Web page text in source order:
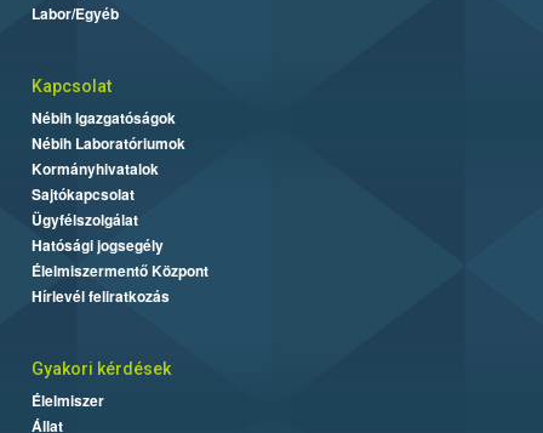
Labor/Egyéb
Kapcsolat
Nébih Igazgatóságok
Nébih Laboratóriumok
Kormányhivatalok
Sajtókapcsolat
Ügyfélszolgálat
Hatósági jogsegély
Élelmiszermentő Központ
Hírlevél feliratkozás
Gyakori kérdések
Élelmiszer
Állat